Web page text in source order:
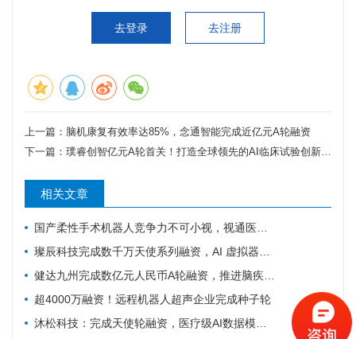
去登录 去注册
上一篇： 脑机康复有效率达85%，念通智能完成近亿元A轮融资
下一篇： 璞睿创智亿元A轮首关！打造全球领先的AI临床试验创新基建
相关文章
国产柔性手术机器人竞争力不可小视，视通医疗再获一轮融资
璨辰科技完成数千万天使系列融资，AI 虚拟器官仿真平台加速落地
健达九州完成数亿元人民币A轮融资，推进脑疾病的精准疗法加速上市
超4000万融资！远程机器人超声企业完成种子轮
沐松科技：完成天使轮融资，医疗级AI数据模型引擎布局具身智能医疗场景数据集